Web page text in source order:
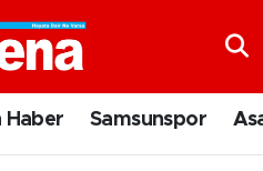
Haber Samsunspor